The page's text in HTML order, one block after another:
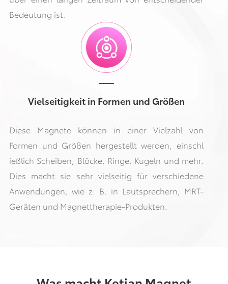
Bedeutung ist.
Vielseitigkeit in Formen und Größen
Diese Magnete können in einer Vielzahl von
Formen und Größen hergestellt werden, einschl
ießlich Scheiben, Blöcke, Ringe, Kugeln und mehr.
Dies macht sie sehr vielseitig für verschiedene
Anwendungen, wie z. B. in Lautsprechern, MRT-
Geräten und Magnettherapie-Produkten.